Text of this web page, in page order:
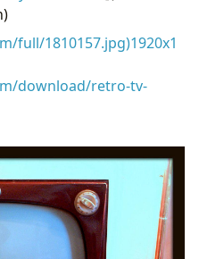
full/1810157.jpg)1920x1
download/retro-tv-